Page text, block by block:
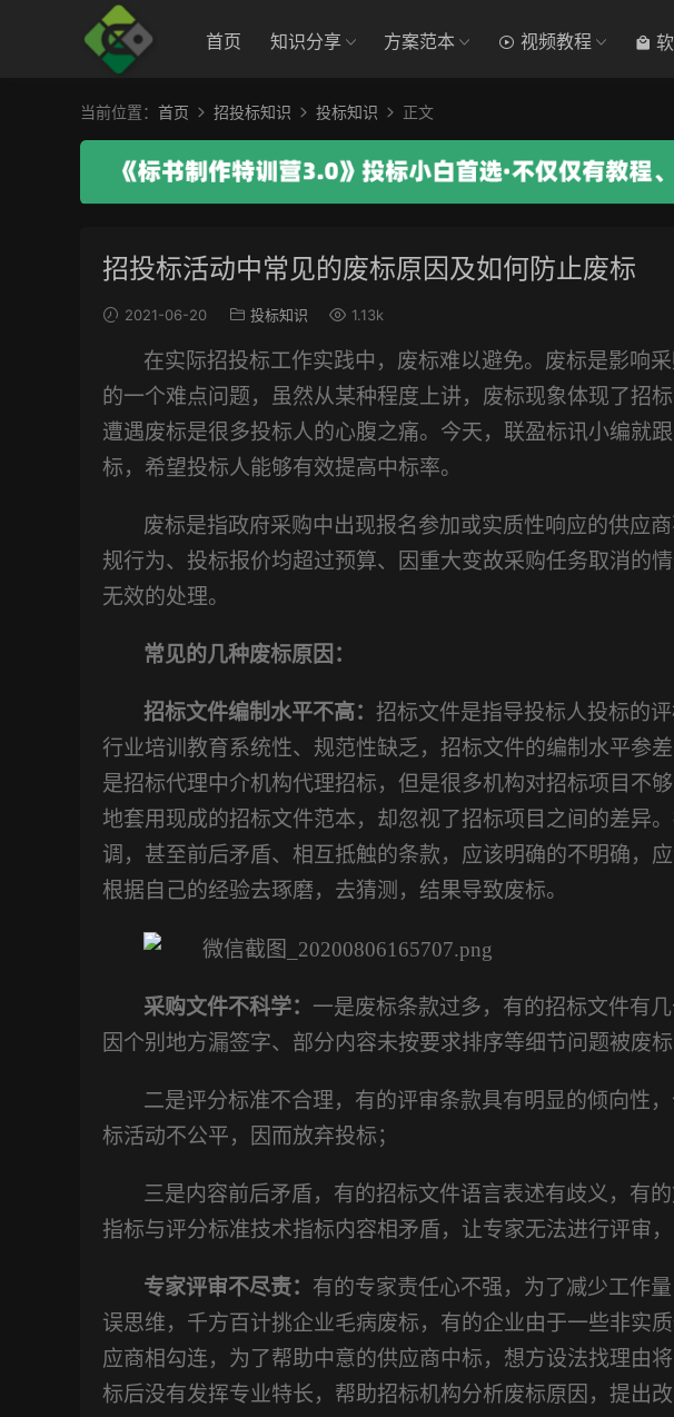
首页 知识分享 方案范本 视频教程
当前位置： 首页 招投标知识 投标知识 正文
招投标活动中常见的废标原因及如何防止废标
2021-06-20 投标知识 1.13k
在实际招投标工作实践中， 废标难以避免。 废标是影响
的一个难点问题， 虽然从某种程度上讲，废标现象体现了招
遭遇废标是很多投标人的心腹之痛。今天，联盈标讯小编就
标， 希望投标人能够有效提高中标率。
废标是指政府采购中出现报名参加或实质性响应的供应
规行为、投标报价均超过预算、因重大变故采购任务取消的
无效的处理。
常见的几种废标原因：
招标文件编制水平不高： 招标文件是指导投标人投标的
行业培训教育系统性、规范性缺乏，招标文件的编制水平参
是招标代理中介机构代理招标，但是很多机构对招标项目不
地套用现成的招标文件范本，却忽视了招标项目之间的差异
调，甚至前后矛盾、相互抵触的条款，应该明确的不明确，
根据自己的经验去琢磨，去猜测，结果导致废标。
采购文件不科学： 一是废标条款过多，有的招标文件有
因个别地方漏签字、部分内容未按要求排序等细节问题被废标
二是评分标准不合理，有的评审条款具有明显的倾向性
标活动不公平，因而放弃投标；
三是内容前后矛盾，有的招标文件语言表述有歧义，有
指标与评分标准技术指标内容相矛盾，让专家无法进行评审
专家评审不尽责： 有的专家责任心不强，为了减少工作
误思维，千方百计挑企业毛病废标，有的企业由于一些非实
应商相勾连，为了帮助中意的供应商中标，想方设法找理由
标后没有发挥专业特长，帮助招标机构分析废标原因，提出